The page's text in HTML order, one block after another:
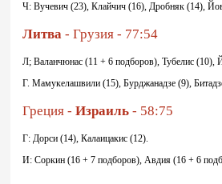
Ч: Вучевич (23), Клайчич (16), Дробняк (14),
Литва - Грузия - 77:54
Л; Валанчюнас (11 + 6 подборов), Тубелис (10),
Г. Мамукелашвили (15), Бурджанадзе (9),
Греция - Израиль - 58:75
Г: Дорси (14), Калаицакис (12).
И: Соркин (16 + 7 подборов), Авдия (16 + 6